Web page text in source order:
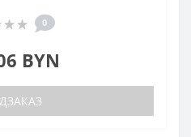
0
BYN